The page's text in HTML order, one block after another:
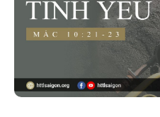
Dưỡng Linh
Thư viện
Bản tin